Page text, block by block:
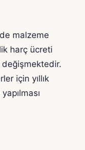
malzeme
harç ücreti
değişmektedir.
için yıllık